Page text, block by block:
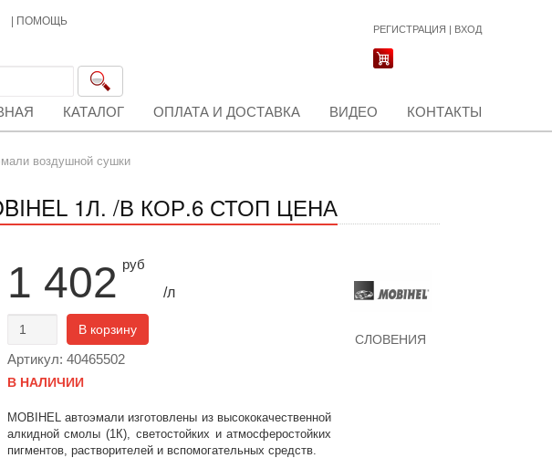
ПОМОЩЬ
РЕГИСТРАЦИЯ | ВХОД
КАТАЛОГ ОПЛАТА И ДОСТАВКА ВИДЕО КОНТАКТЫ
воздушной сушки
1Л. /В КОР.6 СТОП ЦЕНА
1 402 руб
/л
В корзину
Артикул: 40465502
В НАЛИЧИИ
MOBIHEL автоэмали изготовлены из высококачественной
алкидной смолы (1К), светостойких и атмосферостойких
пигментов, растворителей и вспомогательных средств.
СЛОВЕНИЯ